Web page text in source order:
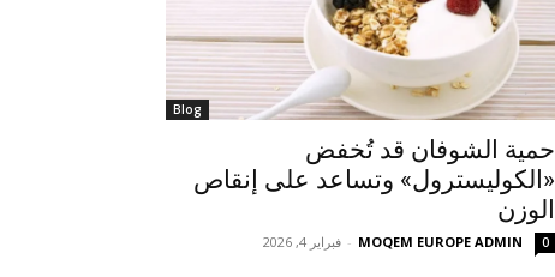
Blog
حمية الشوفان قد تُخفض
«الكوليسترول» وتساعد على إنقاص
الوزن
MOQEM EUROPE ADMIN
- فبراير 4, 2026 0